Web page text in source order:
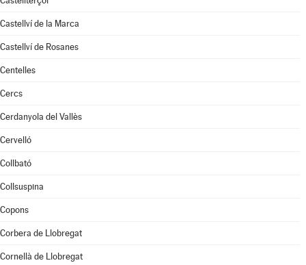
Castellví de la Marca
Castellví de Rosanes
Centelles
Cercs
Cerdanyola del Vallès
Cervelló
Collbató
Collsuspina
Copons
Corbera de Llobregat
Cornellà de Llobregat